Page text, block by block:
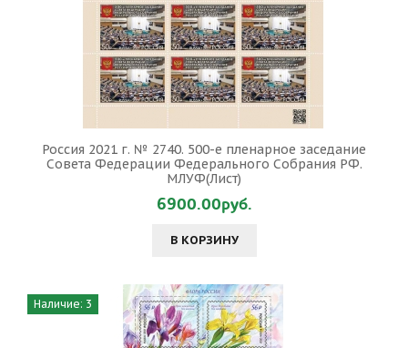
Россия 2021 г. № 2740. 500-е пленарное заседание
Совета Федерации Федерального Собрания РФ.
МЛУФ(Лист)
6900.00руб.
В КОРЗИНУ
Наличие: 3